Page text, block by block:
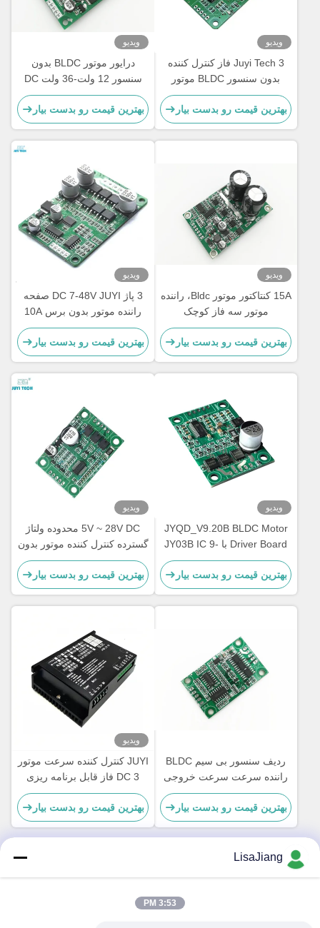
ویدیو
Juyi Tech 3 فاز کنترل کننده
بدون سنسور BLDC موتور
راننده هیئت مدیره 10V-36V
20A
بهترین قیمت رو بدست بیار
ویدیو
درایور موتور BLDC بدون
سنسور 12 ولت-36 ولت DC
سه راه - محافظ O.V / L.V 20-
85 ℃
بهترین قیمت رو بدست بیار
ویدیو
15A کنتاکتور موتور Bldc، راننده
موتور سه فاز کوچک
بهترین قیمت رو بدست بیار
ویدیو
3 پاژ DC 7-48V JUYI صفحه
راننده موتور بدون برس 10A
کنترل کننده سرعت موتور بدون
سنسور با کنترل PWM
بهترین قیمت رو بدست بیار
ویدیو
JYQD_V9.20B BLDC Motor
Driver Board با JY03B IC 9-
30V 6A کنترل کننده بدون
سنسور بدون برس DC با PWM
و کنترل آنالوگ
بهترین قیمت رو بدست بیار
ویدیو
5V ~ 28V DC محدوده ولتاژ
گسترده کنترل کننده موتور بدون
برس 5A هیئت مدیره برای
موتور BLDC بدون سالن
بهترین قیمت رو بدست بیار
ردیف سنسور بی سیم BLDC
راننده سرعت سرعت خروجی
سیگنال pulse Bare Board
بهترین قیمت رو بدست بیار
ویدیو
JUYI کنترل کننده سرعت موتور
DC 3 فاز قابل برنامه ریزی
60A برای راه حل بدون سنسور
بهترین قیمت رو بدست بیار
LisaJiang
3:53 PM